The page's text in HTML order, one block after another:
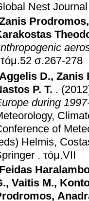
Nest Journal
Prodromos
τόμ.52 σ.267-278
D., Zanis
P. T. .
during
of
Helmis,
. τόμ.VII
Feidas
, Vaitis M.,
,